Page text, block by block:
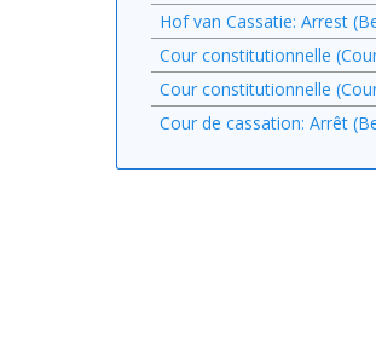
Hof van Cassatie: Arrest
Cour constitutionnelle
Cour constitutionnelle
Cour de cassation: Arrêt